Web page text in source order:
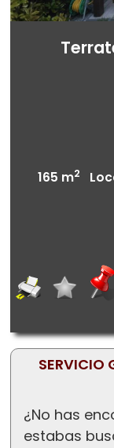
165 m2
SERVICIO
¿No has
estabas